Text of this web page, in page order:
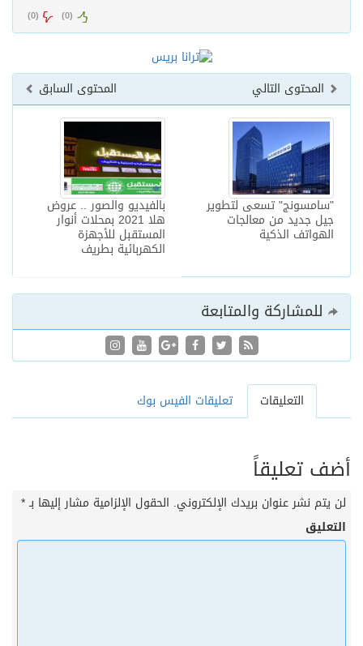
(
0
) (
0
)
المحتوى السابق المحتوى التالي
بالفيديو والصور .. عروض
هلا 2021 بمحلات أنوار
المستقبل للأجهزة
الكهربائية بطريف
"سامسونج" تسعى لتطوير
جيل جديد من معالجات
الهواتف الذكية
للمشاركة والمتابعة
التعليقات تعليقات الفيس بوك
أضف تعليقاً
لن يتم نشر عنوان بريدك الإلكتروني. الحقول الإلزامية مشار إليها بـ*
التعليق